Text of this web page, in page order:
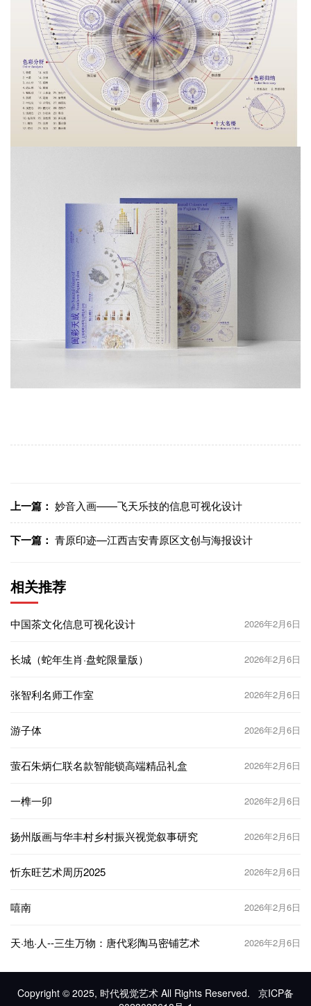
上一篇： 妙音入画——飞天乐技的信息可视化设计
下一篇： 青原印迹—江西吉安青原区文创与海报设计
相关推荐
中国茶文化信息可视化设计 2026年2月6日
长城（蛇年生肖·盘蛇限量版） 2026年2月6日
张智利名师工作室 2026年2月6日
游子体 2026年2月6日
萤石朱炳仁联名款智能锁高端精品礼盒 2026年2月6日
一榫一卯 2026年2月6日
扬州版画与华丰村乡村振兴视觉叙事研究 2026年2月6日
忻东旺艺术周历2025 2026年2月6日
嘻南 2026年2月6日
天·地·人--三生万物：唐代彩陶马密铺艺术 2026年2月6日
Copyright © 2025, 时代视觉艺术 All Rights Reserved.
京ICP备